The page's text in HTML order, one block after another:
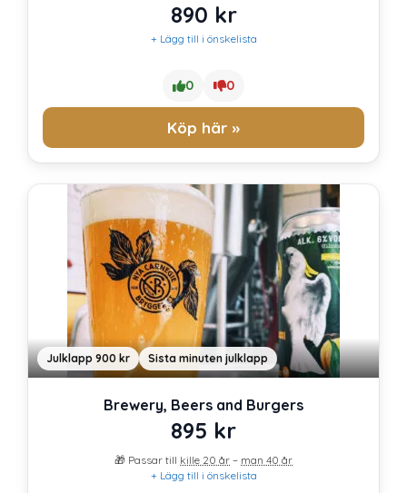
890 kr
+ Lägg till i önskelista
0 0
Köp här »
Julklapp 900 kr Sista minuten julklapp
Brewery, Beers and Burgers
895 kr
🎁 Passar till kille 20 år – man 40 år
+ Lägg till i önskelista